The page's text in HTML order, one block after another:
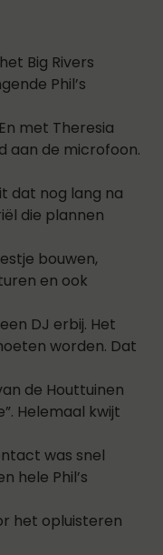
Big Rivers
Phil’s
met Theresia
aan de microfoon.
dat nog lang na
die plannen
bouwen,
en ook
DJ erbij. Het
worden. Dat
de Houttuinen
Helemaal kwijt
was snel
hele Phil’s
het opluisteren